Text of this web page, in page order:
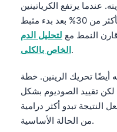
عندما يرتفع الكرياتينين
بأكثر من 30% بعد بدء مثبط ACE أو ARB، أبحث بجدية عن
النمط مع لتحليل الدم
الخاص بالكلى.
تقييد الصوديوم بشكل
تبدو أكثر درامية
من الحالة الأساسية.